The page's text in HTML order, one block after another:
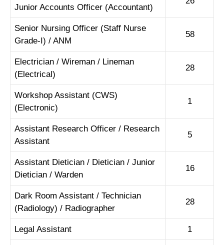
Junior Accounts Officer (Accountant)
Senior Nursing Officer (Staff Nurse
Grade-I) / ANM
58
Electrician / Wireman / Lineman
(Electrical)
28
Workshop Assistant (CWS)
(Electronic)
1
Assistant Research Officer / Research
Assistant
5
Assistant Dietician / Dietician / Junior
Dietician / Warden
16
Dark Room Assistant / Technician
(Radiology) / Radiographer
28
Legal Assistant 1